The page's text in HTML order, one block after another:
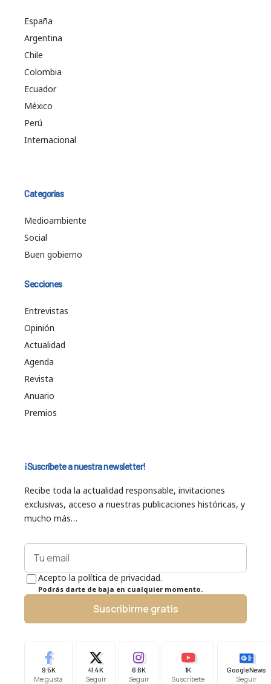
España
Argentina
Chile
Colombia
Ecuador
México
Perú
Internacional
Categorías
Medioambiente
Social
Buen gobierno
Secciones
Entrevistas
Opinión
Actualidad
Agenda
Revista
Anuario
Premios
¡Suscríbete a nuestra newsletter!
Recibe toda la actualidad responsable, invitaciones
exclusivas, acceso a nuestras publicaciones históricas, y
mucho más…
Acepto la política de privacidad.
Podrás darte de baja en cualquier momento.
Suscribirme gratis
9.5K
Me gusta
41.4K
Seguir
6.6K
Seguir
1K
Suscríbete
Google News
Seguir